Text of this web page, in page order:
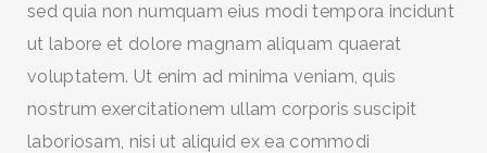
sed quia non numquam eius modi tempora incidunt
ut labore et dolore magnam aliquam quaerat
voluptatem. Ut enim ad minima veniam, quis
nostrum exercitationem ullam corporis suscipit
laboriosam, nisi ut aliquid ex ea commodi